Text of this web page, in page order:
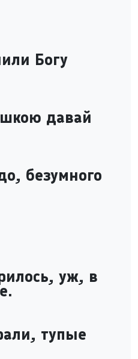
Богу
давай
безумного
уж, в
тупые